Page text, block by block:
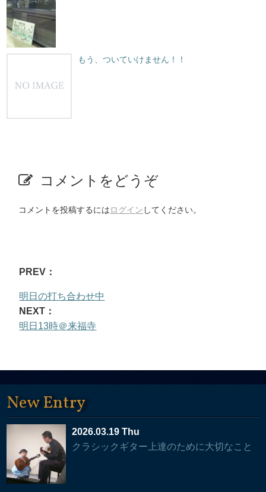
もう、ついていけません！！
コメントをどうぞ
コメントを投稿するにはログイン してください。
PREV：
明日の打ち合わせ中
NEXT：
明日13時＠来福寺
New Entry
2026.03.19 Thu
クラシックギター上達のために大切なこと